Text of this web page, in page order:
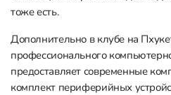
тоже есть.
Дополнительно в клубе на
профессионального
предоставляет современные
комплект периферийных